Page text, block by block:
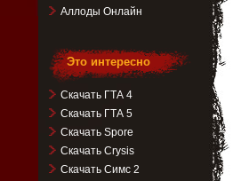
Аллоды Онлайн
Это интересно
Скачать ГТА 4
Скачать ГТА 5
Скачать Spore
Скачать Crysis
Скачать Симс 2